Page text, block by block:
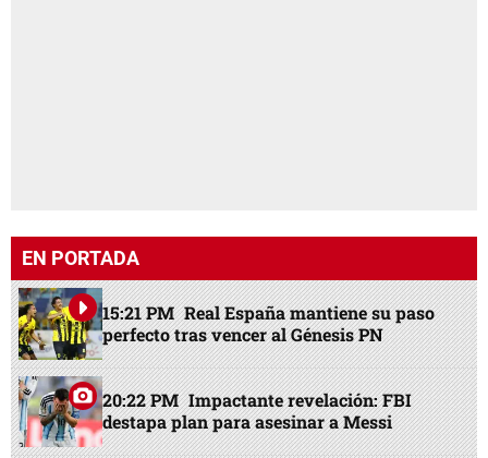
EN PORTADA
15:21 PM Real España mantiene su paso
perfecto tras vencer al Génesis PN
20:22 PM Impactante revelación: FBI
destapa plan para asesinar a Messi